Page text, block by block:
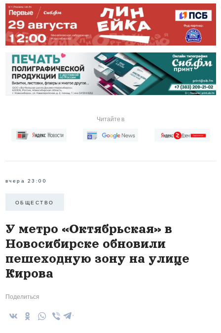
Читайте в
вчера 23:00
ОБЩЕСТВО
У метро «Октябрьская» в
Новосибирске обновили
пешеходную зону на улице
Кирова
Поделиться